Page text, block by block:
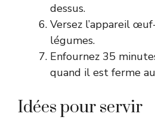
dessus.
Versez l’appareil
légumes.
Enfournez 35
quand il est ferme
Idées pour servir